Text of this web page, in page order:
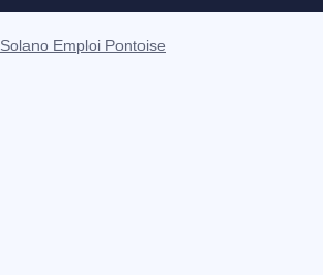
Solano Emploi Pontoise